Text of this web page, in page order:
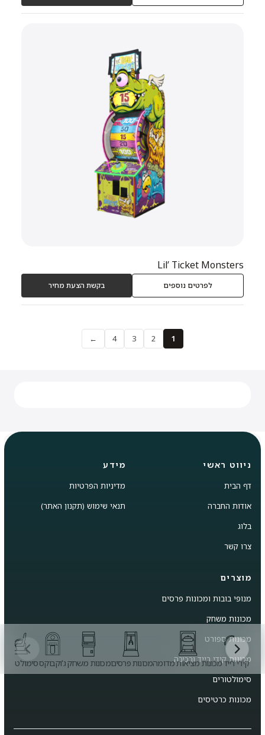
Lil’ Ticket Monsters
לפרטים נוספים בקשת הצעת מחיר
1
2
3
4
←
ניווט ראשי
דף הבית
אודות החברה
בלוג
צרו קשר
מידע
מדיניות הפרטיות
תנאי שימוש (תקנון האתר)
מוצרים
מנופי בובות ומכונות פרסים
מכונות משחק
מכונות ספורט
מכונות קידי רייד ורכיבה
סימולטורים
מכונות כרטיסים
קידי ריידמכונות מציאות מדומהמכונות פרסיםמכונות משחקג'וקבוקססימולטורים